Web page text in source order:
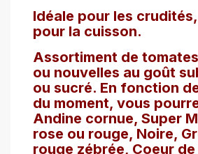
Idéale pour les
pour la cuisson.
Assortiment de
ou nouvelles au goût
ou sucré. En fonction
du moment, vous
Andine cornue, Super
rose ou rouge, Noire,
rouge zébrée, Coeur